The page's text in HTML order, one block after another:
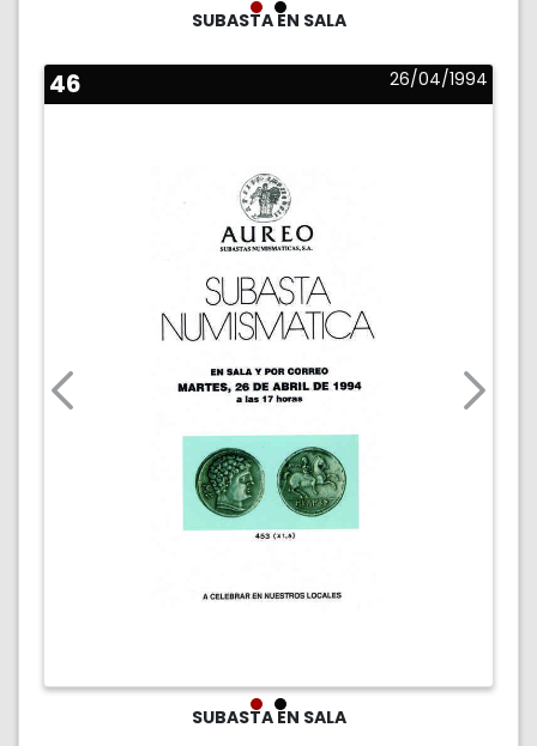
SUBASTA EN SALA
46 26/04/1994
SUBASTA EN SALA